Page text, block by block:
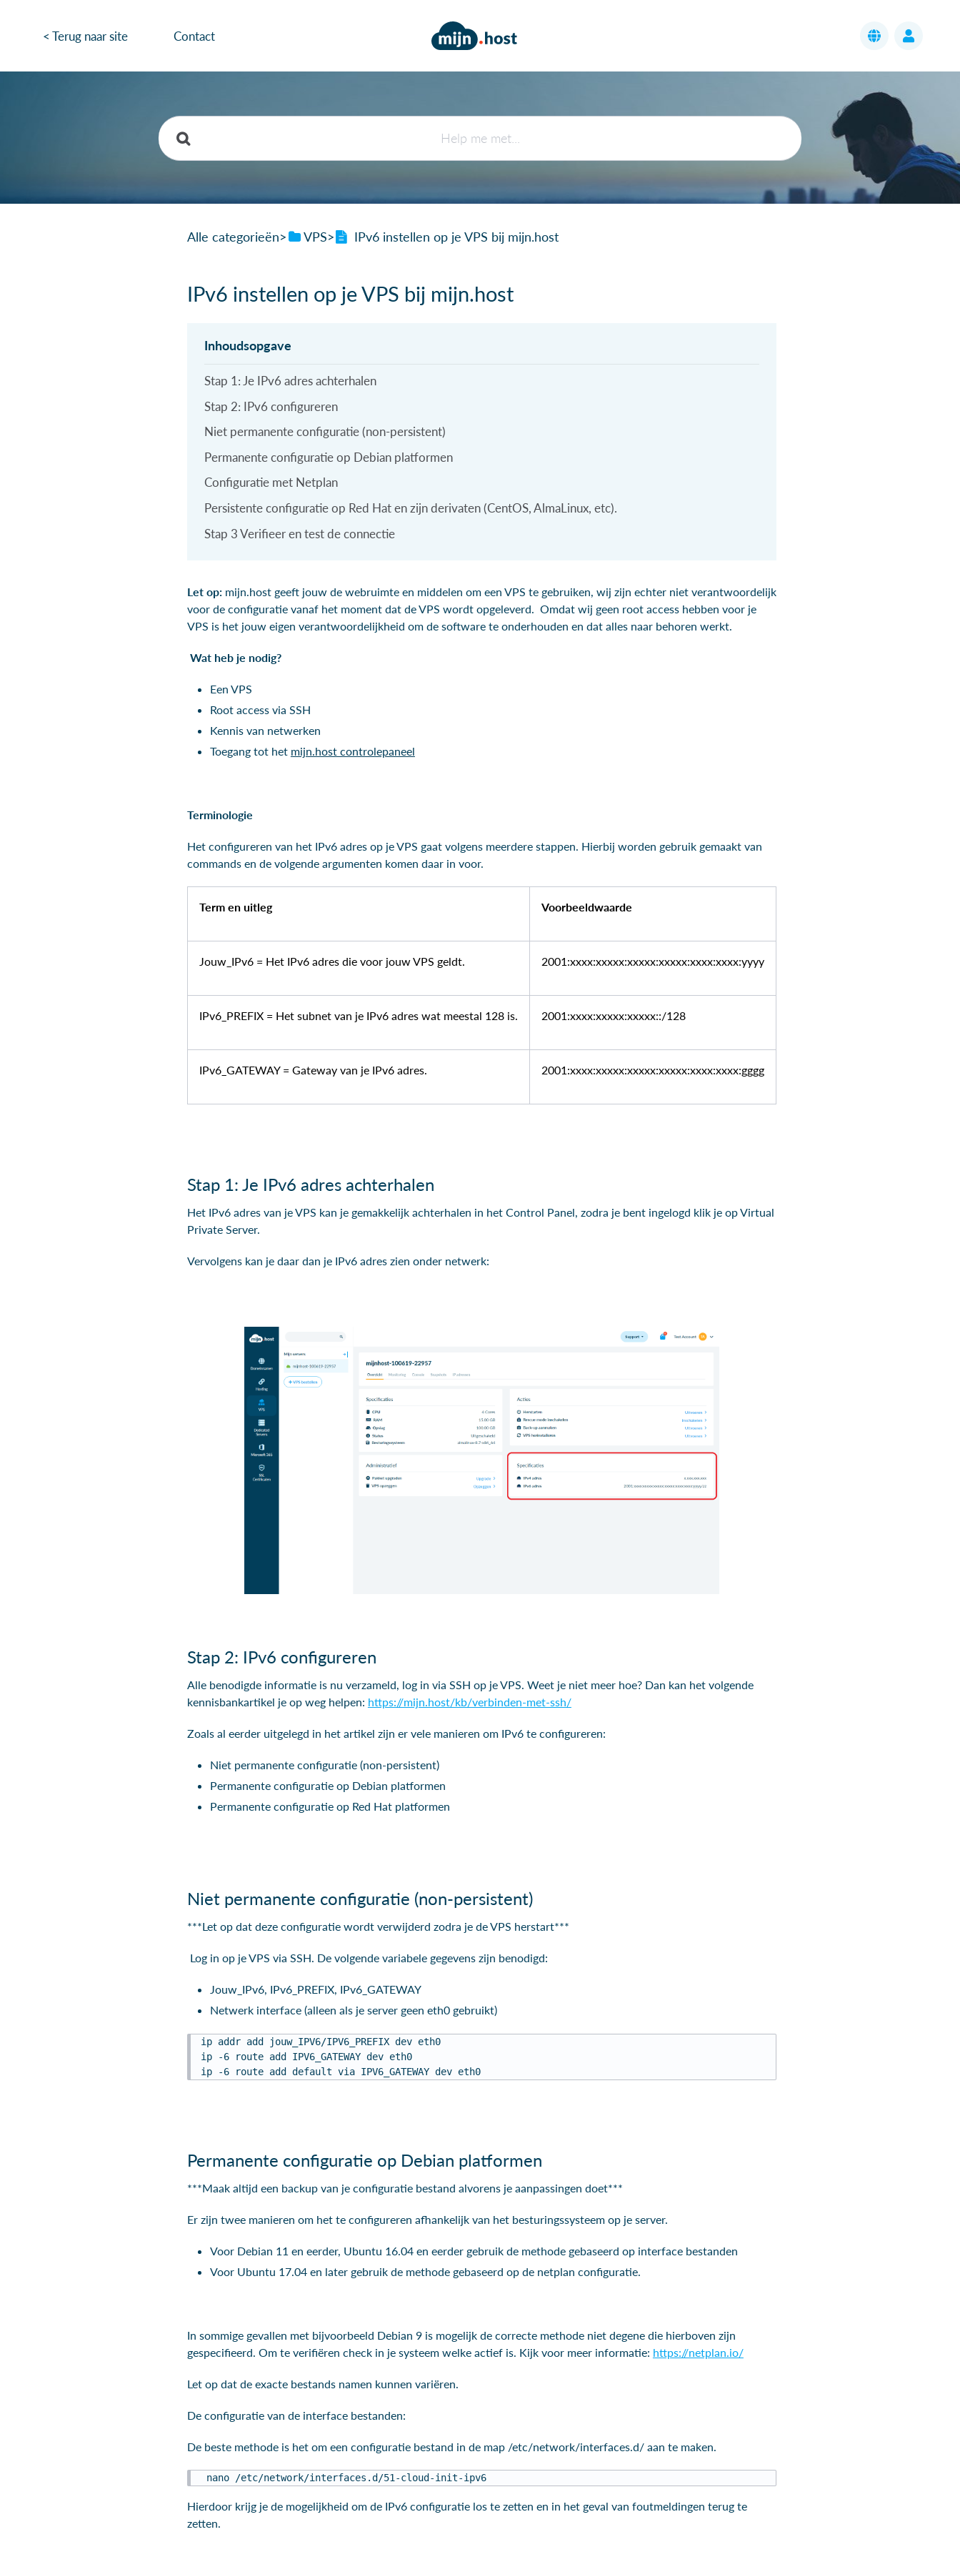
< Terug naar site Contact
Alle categorieën​>​ ​VPS​>​ IPv6 instellen op je VPS bij mijn.host
IPv6 instellen op je VPS bij mijn.host
Stap 1: Je IPv6 adres achterhalen
Stap 2: IPv6 configureren
Niet permanente configuratie (non-persistent)
Permanente configuratie op Debian platformen
Configuratie met Netplan
Persistente configuratie op Red Hat en zijn derivaten (CentOS, AlmaLinux, etc).
Stap 3 Verifieer en test de connectie
Let op: mijn.host geeft jouw de webruimte en middelen om een VPS te gebruiken, wij zijn echter niet verantwoordelijk
voor de configuratie vanaf het moment dat de VPS wordt opgeleverd. Omdat wij geen root access hebben voor je
VPS is het jouw eigen verantwoordelijkheid om de software te onderhouden en dat alles naar behoren werkt.
Wat heb je nodig?
Een VPS
Root access via SSH
Kennis van netwerken
Toegang tot het mijn.host controlepaneel
Terminologie
Het configureren van het IPv6 adres op je VPS gaat volgens meerdere stappen. Hierbij worden gebruik gemaakt van
commands en de volgende argumenten komen daar in voor.
Term en uitleg Voorbeeldwaarde
Jouw_IPv6 = Het IPv6 adres die voor jouw VPS geldt. 2001:xxxx:xxxxx:xxxxx:xxxxx:xxxx:xxxx:yyyy
IPv6_PREFIX = Het subnet van je IPv6 adres wat meestal 128 is. 2001:xxxx:xxxxx:xxxxx::/128
IPv6_GATEWAY = Gateway van je IPv6 adres. 2001:xxxx:xxxxx:xxxxx:xxxxx:xxxx:xxxx:gggg
Stap 1: Je IPv6 adres achterhalen
Het IPv6 adres van je VPS kan je gemakkelijk achterhalen in het Control Panel, zodra je bent ingelogd klik je op Virtual
Private Server.
Vervolgens kan je daar dan je IPv6 adres zien onder netwerk:
Stap 2: IPv6 configureren
Alle benodigde informatie is nu verzameld, log in via SSH op je VPS. Weet je niet meer hoe? Dan kan het volgende
kennisbankartikel je op weg helpen: https://mijn.host/kb/verbinden-met-ssh/
Zoals al eerder uitgelegd in het artikel zijn er vele manieren om IPv6 te configureren:
Niet permanente configuratie (non-persistent)
Permanente configuratie op Debian platformen
Permanente configuratie op Red Hat platformen
Niet permanente configuratie (non-persistent)
***Let op dat deze configuratie wordt verwijderd zodra je de VPS herstart***
Log in op je VPS via SSH. De volgende variabele gegevens zijn benodigd:
Jouw_IPv6, IPv6_PREFIX, IPv6_GATEWAY
Netwerk interface (alleen als je server geen eth0 gebruikt)
ip addr add jouw_IPV6/IPV6_PREFIX dev eth0
ip -6 route add IPV6_GATEWAY dev eth0
ip -6 route add default via IPV6_GATEWAY dev eth0
Permanente configuratie op Debian platformen
***Maak altijd een backup van je configuratie bestand alvorens je aanpassingen doet***
Er zijn twee manieren om het te configureren afhankelijk van het besturingssysteem op je server.
Voor Debian 11 en eerder, Ubuntu 16.04 en eerder gebruik de methode gebaseerd op interface bestanden
Voor Ubuntu 17.04 en later gebruik de methode gebaseerd op de netplan configuratie.
In sommige gevallen met bijvoorbeeld Debian 9 is mogelijk de correcte methode niet degene die hierboven zijn
gespecifieerd. Om te verifiëren check in je systeem welke actief is. Kijk voor meer informatie: https://netplan.io/
Let op dat de exacte bestands namen kunnen variëren.
De configuratie van de interface bestanden:
De beste methode is het om een configuratie bestand in de map /etc/network/interfaces.d/ aan te maken.
nano /etc/network/interfaces.d/51-cloud-init-ipv6
Hierdoor krijg je de mogelijkheid om de IPv6 configuratie los te zetten en in het geval van foutmeldingen terug te
zetten.